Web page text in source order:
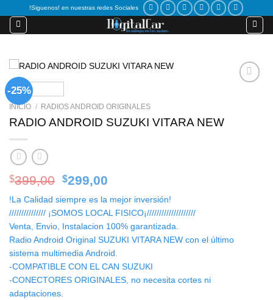
content
!Siguenos! en nuestras redes Sociales
-25%
INICIO / RADIOS ANDROID ORIGINALES
RADIO ANDROID SUZUKI VITARA NEW
$399,00 Original
price
was:
$399,00.
$299,00
is:
$299,00.
!La Calidad siempre es la mejor inversión!
/////////////// ¡SOMOS LOCAL FISICO¡////////////////////
Venta, Envio, Instalacion 100% garantizada.
Radio Android Original SUZUKI VITARA NEW con el último
sistema multimedia Android.
-COMPATIBLE CON EL CAN SUZUKI
-CONECTORES ORIGINALES, no necesita cortes ni
adaptaciones.